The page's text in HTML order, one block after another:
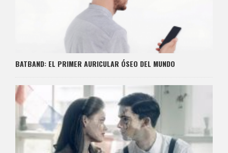
BATBAND: EL PRIMER AURICULAR ÓSEO DEL MUNDO